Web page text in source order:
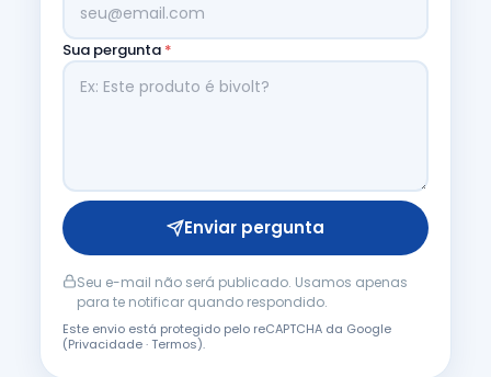
Sua pergunta *
Enviar pergunta
Seu e-mail não será publicado. Usamos apenas
para te notificar quando respondido.
Este envio está protegido pelo reCAPTCHA da Google
(Privacidade·Termos).